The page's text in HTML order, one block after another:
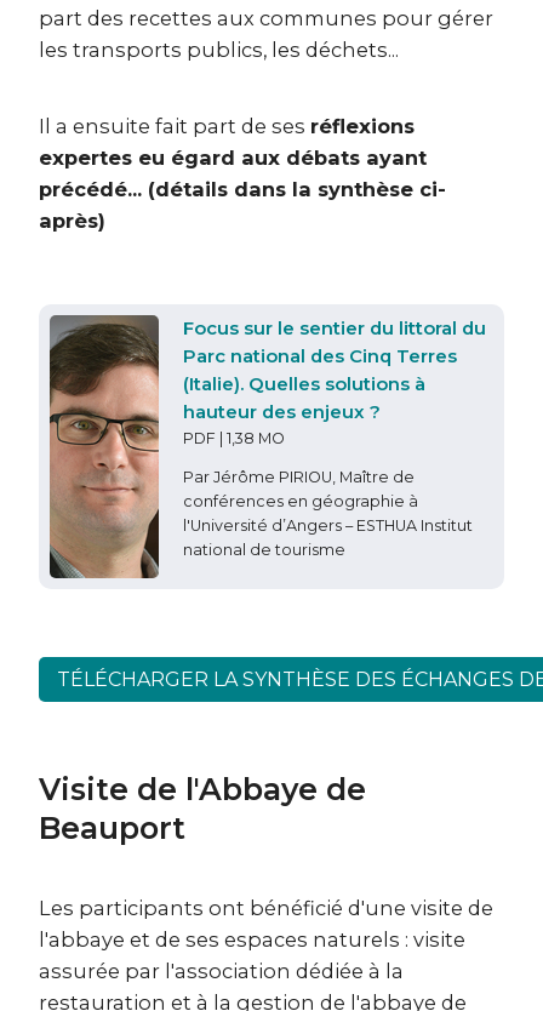
part des recettes aux communes pour gérer
les transports publics, les déchets...
Il a ensuite fait part de ses réflexions
expertes eu égard aux débats ayant
précédé... (détails dans la synthèse ci-
après)
Focus sur le sentier du littoral du
Parc national des Cinq Terres
(Italie). Quelles solutions à
hauteur des enjeux ?
PDF | 1,38 MO
Par Jérôme PIRIOU, Maître de
conférences en géographie à
l'Université d’Angers – ESTHUA Institut
national de tourisme
TÉLÉCHARGER LA SYNTHÈSE DES ÉCHANGES
Visite de l'Abbaye de
Beauport
Les participants ont bénéficié d'une visite de
l'abbaye et de ses espaces naturels : visite
assurée par l'association dédiée à la
restauration et à la gestion de l'abbaye de